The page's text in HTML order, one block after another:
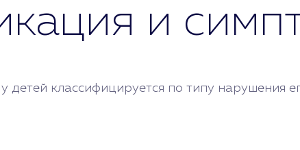
и
детей классифицируется по типу нарушения